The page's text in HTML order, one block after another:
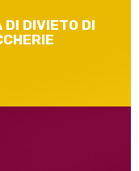
DI DIVIETO DI